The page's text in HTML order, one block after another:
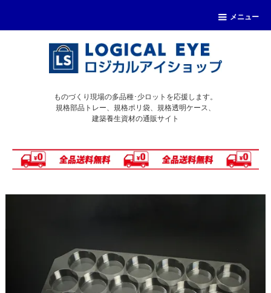
メニュー
ものづくり現場の多品種･少ロットを応援します。
規格部品トレー、規格ポリ袋、規格透明ケース、
建築養生資材の通販サイト